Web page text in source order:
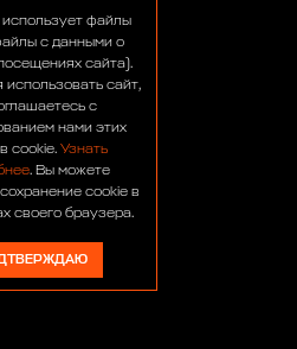
дня
файлы
с данными о
сайта).
использовать сайт,
с
нами этих
cookie. Узнать
. Вы можете
cookie в
своего браузера.